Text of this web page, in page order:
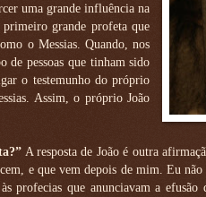
uma grande influência na
grande profeta que
o Messias. Quando, nos
de pessoas que tinham sido
o testemunho do próprio
Assim, o próprio João
A resposta de João é outra
e que vem depois de mim. Eu
profecias que anunciavam a efusão